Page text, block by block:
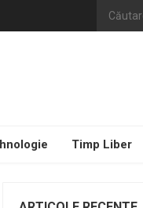
Timp Liber